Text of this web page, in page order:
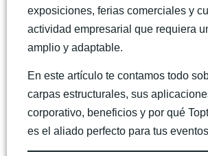
exposiciones, ferias comerciales y
actividad empresarial que requiera
amplio y adaptable.
En este artículo te contamos todo
carpas estructurales, sus
corporativo, beneficios y por qué
es el aliado perfecto para tus